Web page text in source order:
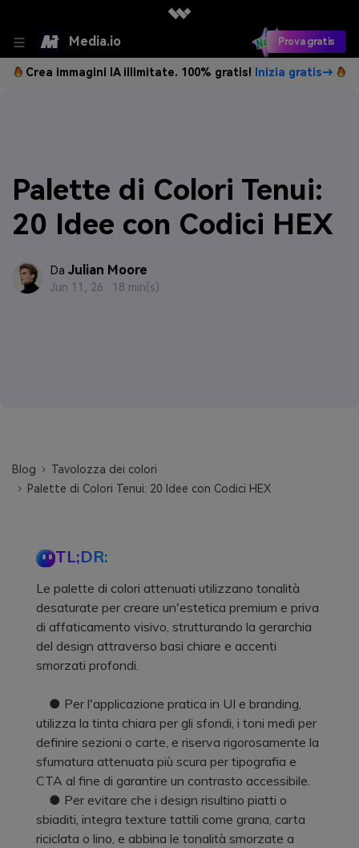
Media.io Prova gratis
Crea immagini IA illimitate. 100% gratis! Inizia gratis→
Palette di Colori Tenui:
20 Idee con Codici HEX
Da Julian Moore
Jun 11, 26 · 18 min(s)
Blog
Tavolozza dei colori
Palette di Colori Tenui: 20 Idee con Codici HEX
TL;DR:
Le palette di colori attenuati utilizzano tonalità
desaturate per creare un'estetica premium e priva
di affaticamento visivo, strutturando la gerarchia
del design attraverso basi chiare e accenti
smorzati profondi.
● Per l'applicazione pratica in UI e branding,
utilizza la tinta chiara per gli sfondi, i toni medi per
definire sezioni o carte, e riserva rigorosamente la
sfumatura attenuata più scura per tipografia e
CTA al fine di garantire un contrasto accessibile.
● Per evitare che i design risultino piatti o
sbiaditi, integra texture tattili come grana, carta
riciclata o lino, e abbina le tonalità smorzate a